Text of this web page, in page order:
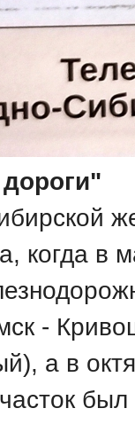
когда в
-
а в